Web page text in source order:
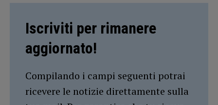
Iscriviti per rimanere
aggiornato!
Compilando i campi seguenti potrai
ricevere le notizie direttamente sulla